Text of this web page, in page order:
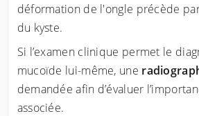
déformation de l'ongle précède
du kyste.
Si l’examen clinique permet le
mucoïde lui-même, une
demandée afin d’évaluer
associée.